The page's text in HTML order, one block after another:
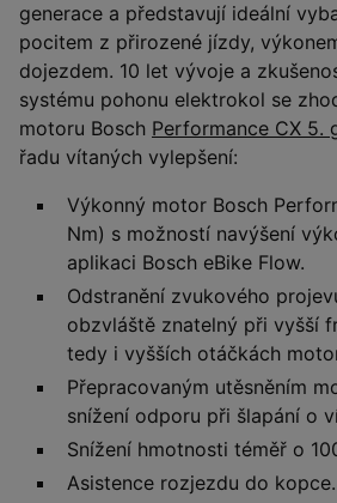
generace a představují ideální
pocitem z přirozené jízdy,
dojezdem. 10 let vývoje a
systému pohonu elektrokol se
motoru Bosch Performance CX 5.
řadu vítaných vylepšení:
Výkonný motor Bosch
Nm) s možností navýšení
aplikaci Bosch eBike Flow.
Odstranění zvukového
obzvláště znatelný při vyšší
tedy i vyšších otáčkách
Přepracovaným utěsněním
snížení odporu při šlapání o
Snížení hmotnosti téměř o
Asistence rozjezdu do kopce.